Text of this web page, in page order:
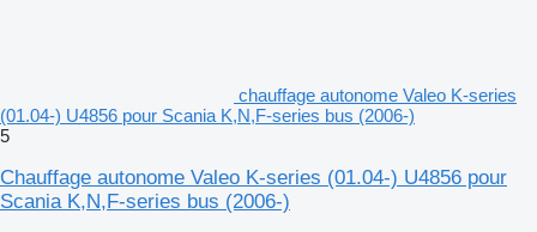
chauffage autonome Valeo K-series
(01.04-) U4856 pour Scania K,N,F-series bus (2006-)
5
Chauffage autonome Valeo K-series (01.04-) U4856 pour
Scania K,N,F-series bus (2006-)